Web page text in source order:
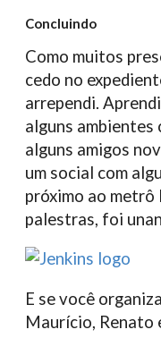
Concluindo
Como muitos
cedo no
arrependi.
alguns
alguns amigos
um social com
próximo ao metrô
palestras, foi
E se você
Maurício, Renato